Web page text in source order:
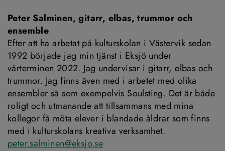
Peter Salminen, gitarr, elbas, trummor och
ensemble
Efter att ha arbetat på kulturskolan i Västervik sedan
1992 började jag min tjänst i Eksjö under
vårterminen 2022. Jag undervisar i gitarr, elbas och
trummor. Jag finns även med i arbetet med olika
ensembler så som exempelvis Soulsting. Det är både
roligt och utmanande att tillsammans med mina
kollegor få möta elever i blandade åldrar som finns
med i kulturskolans kreativa verksamhet.
peter.salminen@eksjo.se